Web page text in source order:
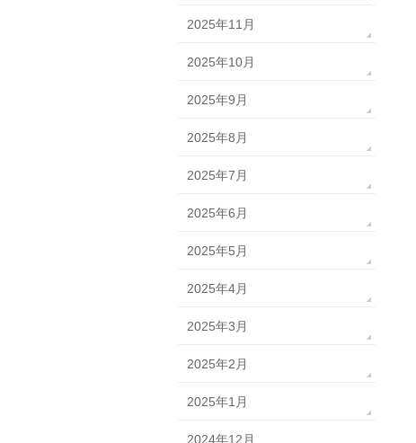
2025年11月
2025年10月
2025年9月
2025年8月
2025年7月
2025年6月
2025年5月
2025年4月
2025年3月
2025年2月
2025年1月
2024年12月